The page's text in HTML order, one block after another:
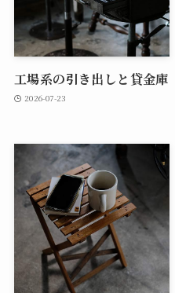
工場系の引き出しと貸金庫
2026-07-23